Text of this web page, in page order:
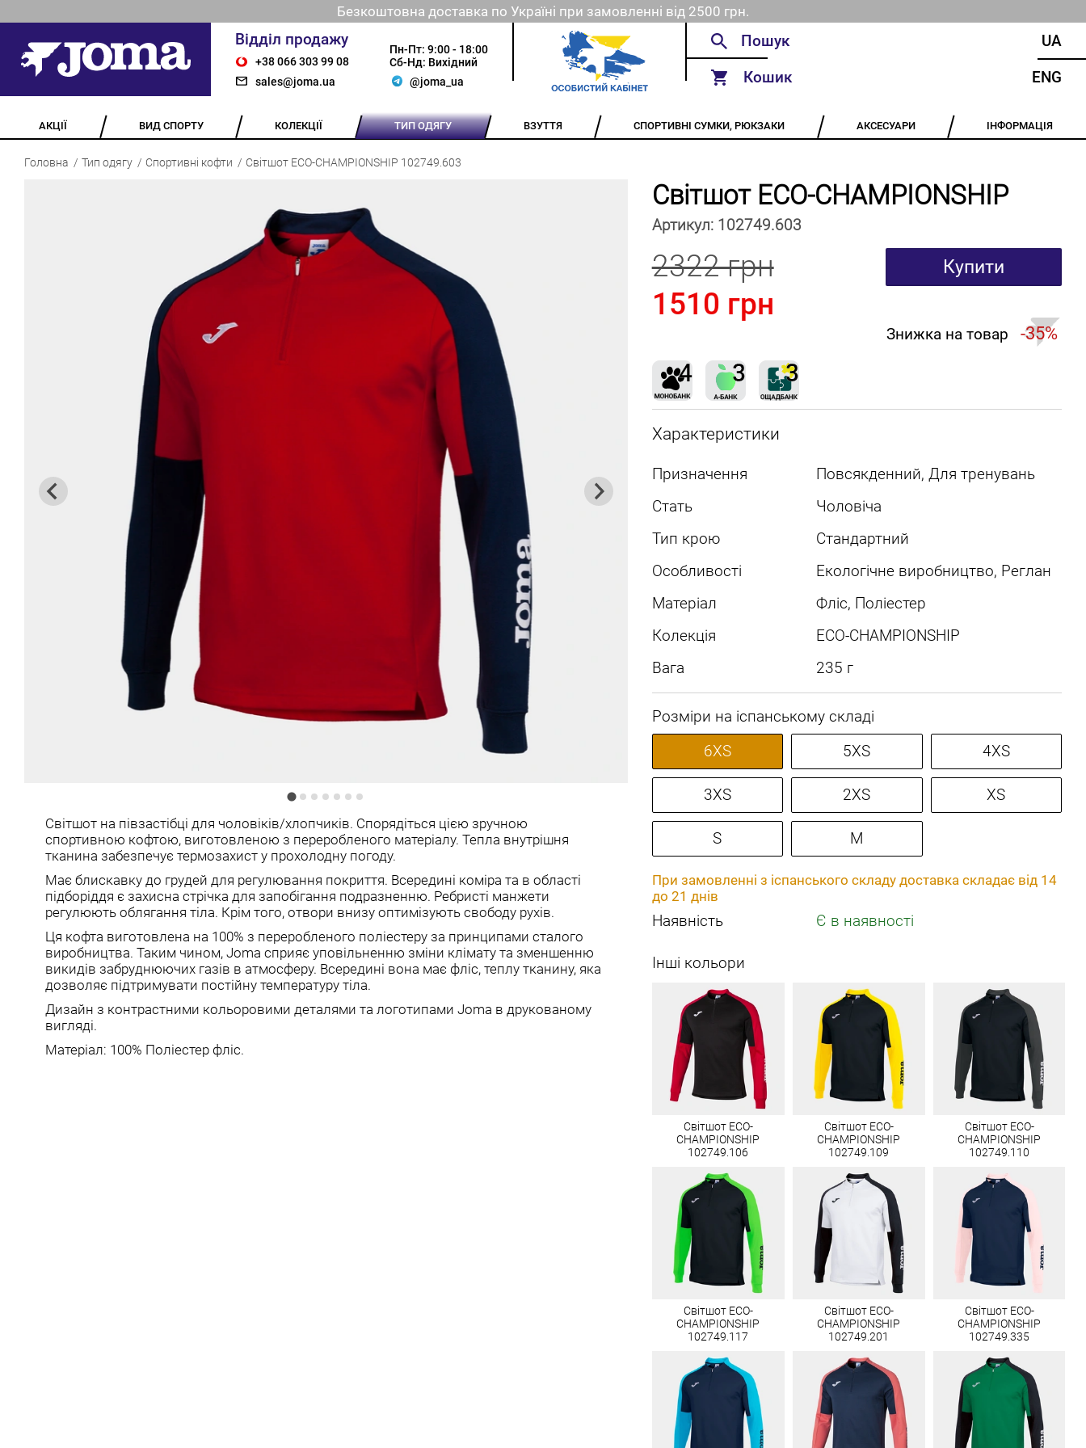
Безкоштовна доставка по Україні при замовленні від 2500 грн.
Відділ продажу
+38 066 303 99 08
sales@joma.ua
Пн-Пт: 9:00 - 18:00
Сб-Нд: Вихідний
@joma_ua
Кошик
UA
ENG
АКЦІЇ ВИД СПОРТУ КОЛЕКЦІЇ ТИП ОДЯГУ ВЗУТТЯ СПОРТИВНІ СУМКИ, РЮКЗАКИ АКСЕСУАРИ ІНФОРМАЦІЯ
Головна Тип одягу Спортивні кофти Світшот ECO-CHAMPIONSHIP 102749.603
Світшот на півзастібці для чоловіків/хлопчиків. Спорядіться цією зручною
спортивною кофтою, виготовленою з переробленого матеріалу. Тепла внутрішня
тканина забезпечує термозахист у прохолодну погоду.
Має блискавку до грудей для регулювання покриття. Всередині коміра та в області
підборіддя є захисна стрічка для запобігання подразненню. Ребристі манжети
регулюють облягання тіла. Крім того, отвори внизу оптимізують свободу рухів.
Ця кофта виготовлена ​​на 100% з переробленого поліестеру за принципами сталого
виробництва. Таким чином, Joma сприяє уповільненню зміни клімату та зменшенню
викидів забруднюючих газів в атмосферу. Всередині вона має фліс, теплу тканину, яка
дозволяє підтримувати постійну температуру тіла.
Дизайн з контрастними кольоровими деталями та логотипами Joma в друкованому
вигляді.
Матеріал: 100% Поліестер фліс.
Світшот ECO-CHAMPIONSHIP
Артикул: 102749.603
2322 грн
1510 грн
Купити
Знижка на товар -35%
Характеристики
Призначення
Повсякденний, Для тренувань
Стать
Чоловіча
Тип крою
Стандартний
Особливості
Екологічне виробництво, Реглан
Матеріал
Фліс, Поліестер
Колекція
ECO-CHAMPIONSHIP
Вага
235 г
Розміри на іспанському складі
6XS
5XS 4XS
3XS 2XS XS
S M
При замовленні з іспанського складу доставка складає від 14
до 21 днів
Наявність Є в наявності
Інші кольори
Світшот ECO-
CHAMPIONSHIP
102749.106
Світшот ECO-
CHAMPIONSHIP
102749.109
Світшот ECO-
CHAMPIONSHIP
102749.110
Світшот ECO-
CHAMPIONSHIP
102749.117
Світшот ECO-
CHAMPIONSHIP
102749.201
Світшот ECO-
CHAMPIONSHIP
102749.335